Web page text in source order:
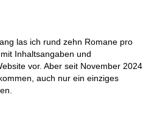
las ich rund zehn Romane pro
Inhaltsangaben und
vor. Aber seit November 2024
auch nur ein einziges